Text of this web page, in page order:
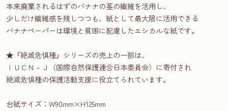
本来廃棄されるはずのバナナの茎の繊維を活用し、
少しだけ繊維感を残しつつも、紙として最大限に活用できる
バナナペーパーは環境と貧困に配慮したエシカルな紙です。
★『絶滅危惧種』シリーズの売上の一部は、
ＩＵＣＮ－Ｊ（国際自然保護連合日本委員会）に寄付され
絶滅危惧種の保護活動支援に役立てられています。
台紙サイズ：W90mm×H125mm